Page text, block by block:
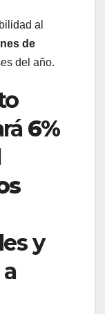
al
de
del año.
6%
y